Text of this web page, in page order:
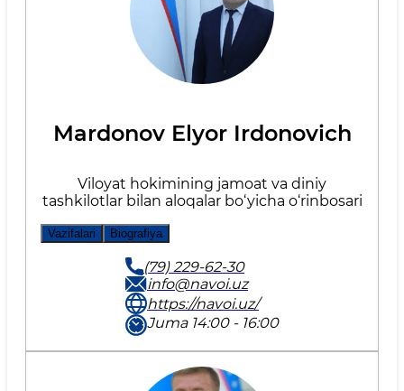
Mardonov Elyor Irdonovich
Viloyat hokimining jamoat va diniy
tashkilotlar bilan aloqalar bo‘yicha o‘rinbosari
Vazifalari Biografiya
(79) 229-62-30
info@navoi.uz
https://navoi.uz/
Juma 14:00 - 16:00